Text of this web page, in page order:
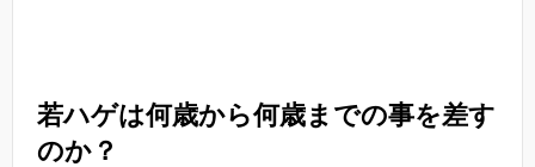
若ハゲは何歳から何歳までの事を差す
のか？